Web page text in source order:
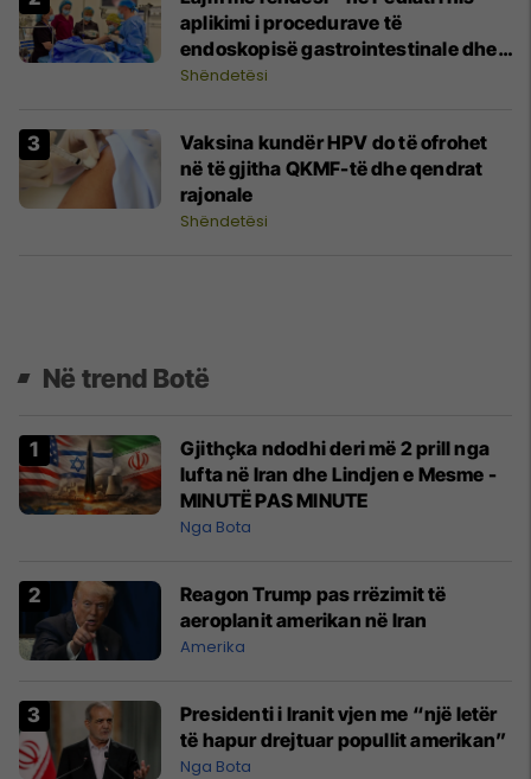
aplikimi i procedurave të
endoskopisë gastrointestinale dhe
PEG-ut edhe për fëmijët
Shëndetësi
Vaksina kundër HPV do të ofrohet
në të gjitha QKMF-të dhe qendrat
rajonale
Shëndetësi
Në trend Botë
Gjithçka ndodhi deri më 2 prill nga
lufta në Iran dhe Lindjen e Mesme -
MINUTË PAS MINUTE
Nga Bota
Reagon Trump pas rrëzimit të
aeroplanit amerikan në Iran
Amerika
Presidenti i Iranit vjen me “një letër
të hapur drejtuar popullit amerikan”
Nga Bota